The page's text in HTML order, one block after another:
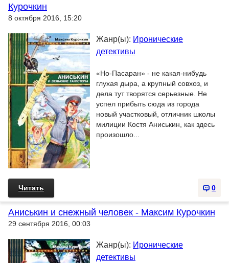
Курочкин
8 октября 2016, 15:20
Жанр(ы): Иронические
детективы
«Но-Пасаран» - не какая-нибудь
глухая дыра, а крупный совхоз, и
дела тут творятся серьезные. Не
успел прибыть сюда из города
новый участковый, отличник школы
милиции Костя Аниськин, как здесь
произошло...
0
Читать
Аниськин и снежный человек - Максим Курочкин
29 сентября 2016, 00:03
Жанр(ы): Иронические
детективы